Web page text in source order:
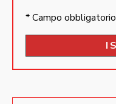
* Campo obbligatorio